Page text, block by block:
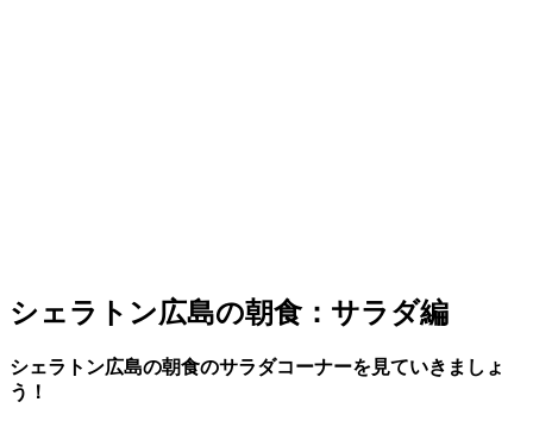
シェラトン広島の朝食：サラダ編
シェラトン広島の朝食のサラダコーナーを見ていきましょ
う！